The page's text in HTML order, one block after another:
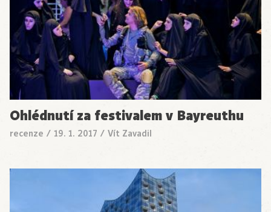
Ohlédnutí za festivalem v Bayreuthu
recenze / 19. 1. 2017 / Vít Zavadil